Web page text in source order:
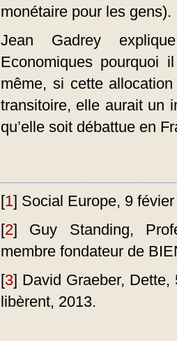
monétaire pour les gens).
Jean Gadrey
Economiques
même, si cette
transitoire, elle aurait un
qu’elle soit débattue en
[1] Social Europe, 9
[2] Guy Standing,
membre fondateur de
[3] David Graeber, Dette,
libèrent, 2013.